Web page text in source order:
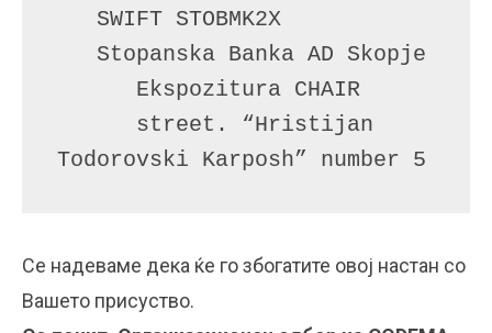
Todorovski Karposh” number 5
Се надеваме дека ќе го збогатите овој настан со
Вашето присуство.